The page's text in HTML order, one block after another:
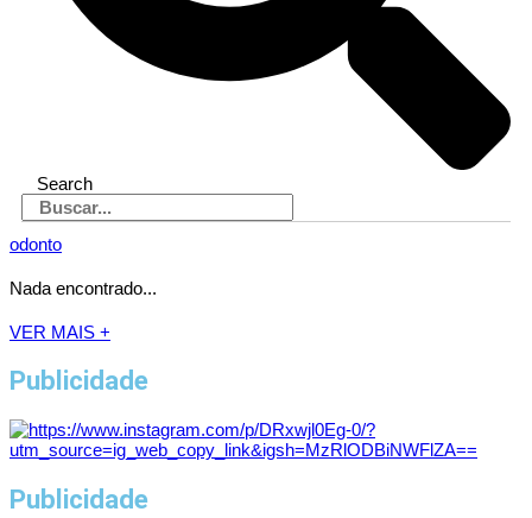
Search
odonto
Nada encontrado...
VER MAIS +
Publicidade
Publicidade